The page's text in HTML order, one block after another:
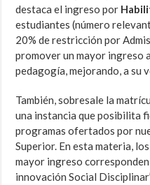
destaca el ingreso por
estudiantes (número
20% de restricción por
promover un mayor ingreso
pedagogía, mejorando, a su
También, sobresale la
una instancia que posibilita
programas ofertados por
Superior. En esta materia,
mayor ingreso
innovación Social